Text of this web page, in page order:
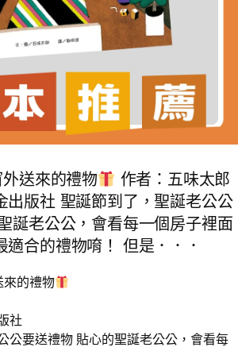
送來的禮物
作者：五味太郎
出版社 聖誕節到了，聖誕老公公
誕老公公，會看每一個房子裡面
適合的禮物唷！ 但是．．．
來的禮物
社
公要送禮物 貼心的聖誕老公公，會看每